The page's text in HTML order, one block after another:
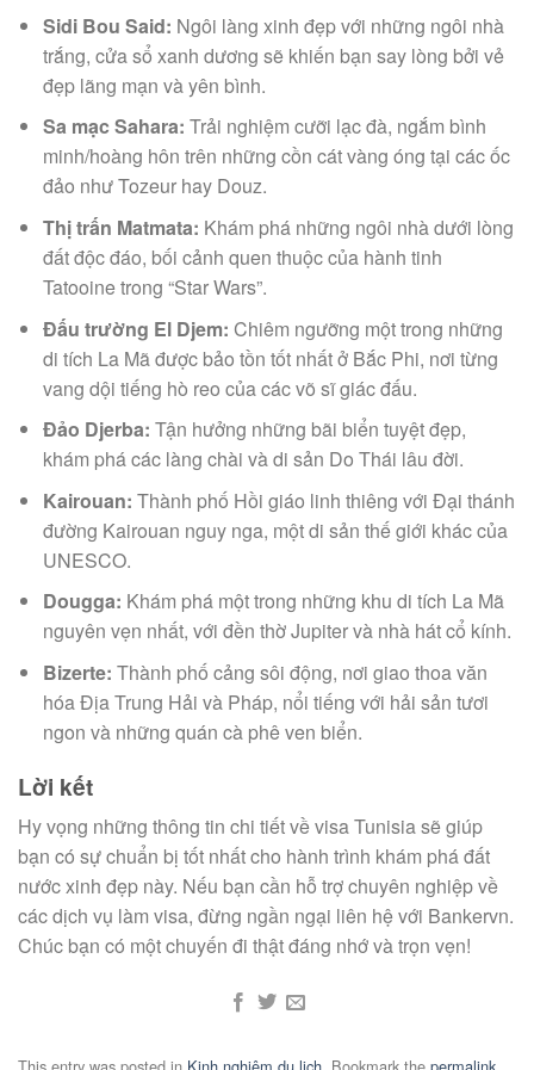
Sidi Bou Said: Ngôi làng xinh đẹp với những ngôi nhà
trắng, cửa sổ xanh dương sẽ khiến bạn say lòng bởi vẻ
đẹp lãng mạn và yên bình.
Sa mạc Sahara: Trải nghiệm cưỡi lạc đà, ngắm bình
minh/hoàng hôn trên những cồn cát vàng óng tại các ốc
đảo như Tozeur hay Douz.
Thị trấn Matmata: Khám phá những ngôi nhà dưới lòng
đất độc đáo, bối cảnh quen thuộc của hành tinh
Tatooine trong “Star Wars”.
Đấu trường El Djem: Chiêm ngưỡng một trong những
di tích La Mã được bảo tồn tốt nhất ở Bắc Phi, nơi từng
vang dội tiếng hò reo của các võ sĩ giác đấu.
Đảo Djerba: Tận hưởng những bãi biển tuyệt đẹp,
khám phá các làng chài và di sản Do Thái lâu đời.
Kairouan: Thành phố Hồi giáo linh thiêng với Đại thánh
đường Kairouan nguy nga, một di sản thế giới khác của
UNESCO.
Dougga: Khám phá một trong những khu di tích La Mã
nguyên vẹn nhất, với đền thờ Jupiter và nhà hát cổ kính.
Bizerte: Thành phố cảng sôi động, nơi giao thoa văn
hóa Địa Trung Hải và Pháp, nổi tiếng với hải sản tươi
ngon và những quán cà phê ven biển.
Lời kết
Hy vọng những thông tin chi tiết về visa Tunisia sẽ giúp
bạn có sự chuẩn bị tốt nhất cho hành trình khám phá đất
nước xinh đẹp này. Nếu bạn cần hỗ trợ chuyên nghiệp về
các dịch vụ làm visa, đừng ngần ngại liên hệ với Bankervn.
Chúc bạn có một chuyến đi thật đáng nhớ và trọn vẹn!